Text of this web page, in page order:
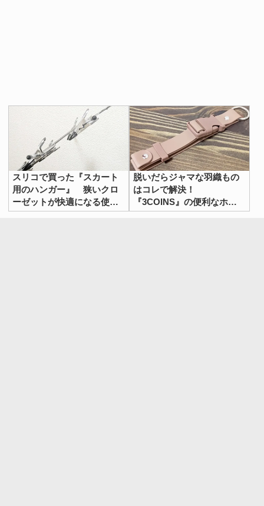
スリコで買った『スカート
用のハンガー』 狭いクロ
ーゼットが快適になる使い
方に「なんて便利！」
脱いだらジャマな羽織もの
はコレで解決！
『3COINS』の便利なホル
ダーで夏の外出を快適に